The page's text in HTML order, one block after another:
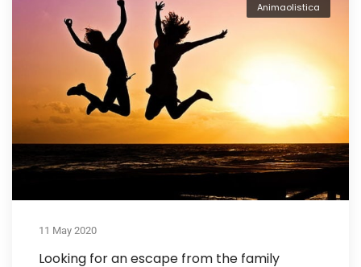
Animaolistica
11 May 2020
Looking for an escape from the family